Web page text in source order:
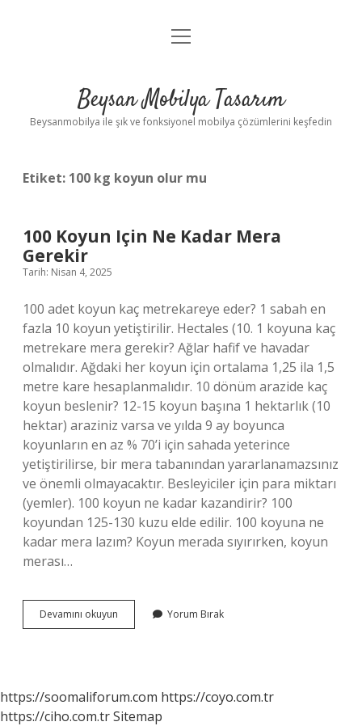
Anasayfa
Yasal Uyarı
menüyü
Beysan Mobilya Tasarım
Beysanmobilya ile şık ve fonksiyonel mobilya çözümlerini keşfedin
Etiket: 100 kg koyun olur mu
100 Koyun Için Ne Kadar Mera
Gerekir
Tarih: Nisan 4, 2025
100 adet koyun kaç metrekareye eder? 1 sabah en
fazla 10 koyun yetiştirilir. Hectales (10. 1 koyuna kaç
metrekare mera gerekir? Ağlar hafif ve havadar
olmalıdır. Ağdaki her koyun için ortalama 1,25 ila 1,5
metre kare hesaplanmalıdır. 10 dönüm arazide kaç
koyun beslenir? 12-15 koyun başına 1 hektarlık (10
hektar) araziniz varsa ve yılda 9 ay boyunca
koyunların en az % 70’i için sahada yeterince
yetiştirilirse, bir mera tabanından yararlanamazsınız
ve önemli olmayacaktır. Besleyiciler için para miktarı
(yemler). 100 koyun ne kadar kazandirir? 100
koyundan 125-130 kuzu elde edilir. 100 koyuna ne
kadar mera lazım? Koyun merada sıyırırken, koyun
merası…
Devamını okuyun
Koyun
Gerekir
Yorum Bırak
https://soomaliforum.com https://coyo.com.tr
https://ciho.com.trSitemap